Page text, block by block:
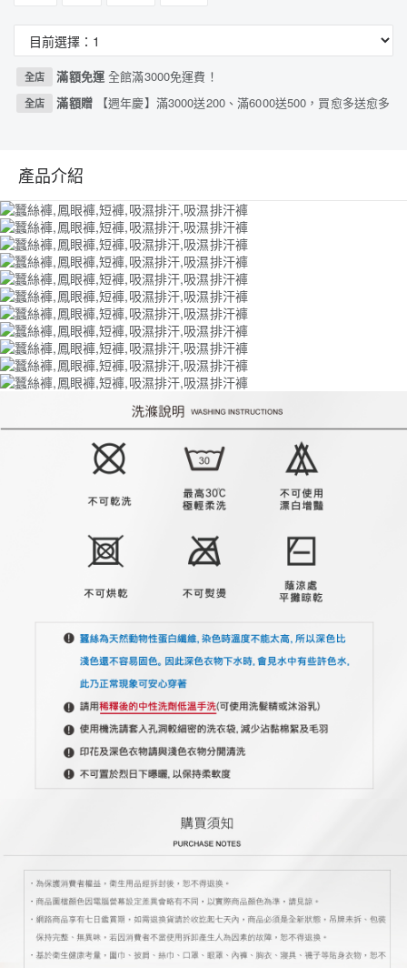
全店 滿額免運全館滿3000免運費！
全店 滿額贈 【週年慶】滿3000送200、滿6000送500，買愈多送愈多
產品介紹